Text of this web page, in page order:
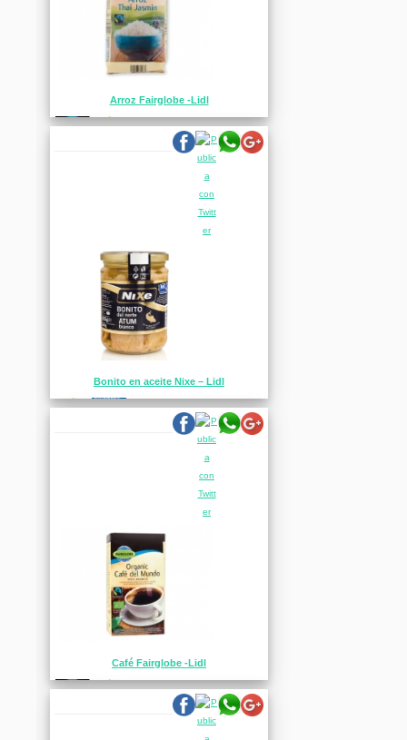
Arroz Fairglobe -Lidl
Bonito en aceite Nixe – Lidl
Café Fairglobe -Lidl